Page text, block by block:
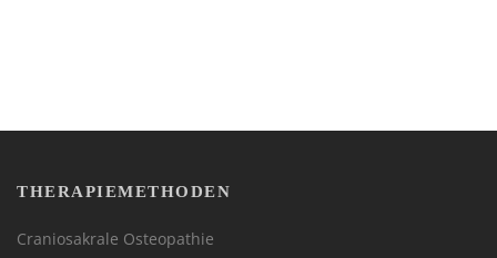
THERAPIEMETHODEN
Craniosakrale Osteopathie